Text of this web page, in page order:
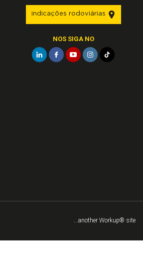
indicações rodoviárias
NOS SIGA NO
...another Workup® site